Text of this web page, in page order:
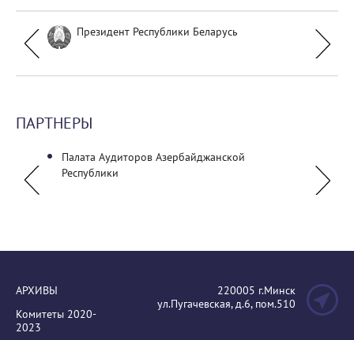
Президент Республики Беларусь
ПАРТНЕРЫ
Палата Аудиторов Азербайджанской
Республики
АРХИВЫ
Комитеты 2020-
2023
220005 г.Минск
ул.Пугачевская, д.6, пом.510